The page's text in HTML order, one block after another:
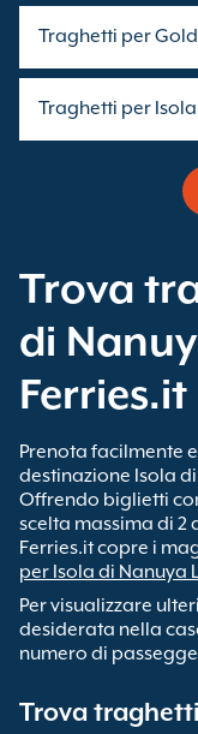
Traghetti per
Traghetti per
Trova
di
Ferries.it
Prenota facilmente
destinazione Isola
Offrendo biglietti
scelta massima di 2
Ferries.it copre i
per Isola di Nanuya
Per visualizzare
desiderata nella
numero di
Trova